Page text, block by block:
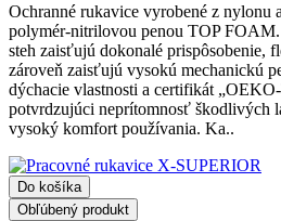
Ochranné rukavice vyrobené z nylonu
polymér-nitrilovou penou TOP
steh zaisťujú dokonalé prispôsobenie,
zároveň zaisťujú vysokú mechanickú
dýchacie vlastnosti a certifikát
potvrdzujúci neprítomnosť škodlivých
vysoký komfort používania. Ka..
Do košíka
Obľúbený produkt